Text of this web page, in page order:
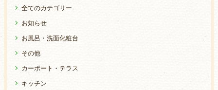
全てのカテゴリー
お知らせ
お風呂・洗面化粧台
その他
カーポート・テラス
キッチン